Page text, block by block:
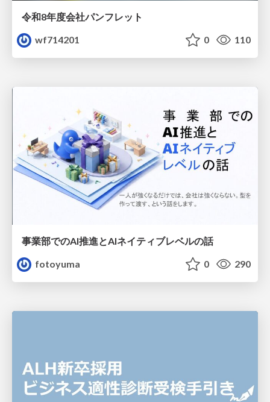
令和8年度会社パンフレット
wf714201
0 110
事業部でのAI推進とAIネイティブレベルの話
fotoyuma
0 290